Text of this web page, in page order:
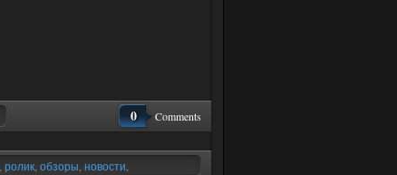
0 Comments
ролик обзоры новости